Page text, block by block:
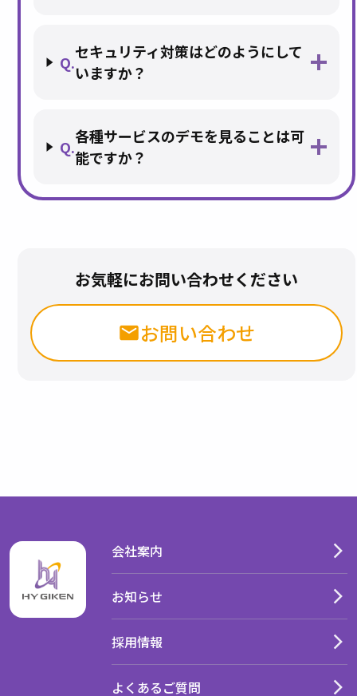
Q.
セキュリティ対策はどのようにして
いますか？
Q.
各種サービスのデモを見ることは可
能ですか？
お気軽にお問い合わせください
お問い合わせ
会社案内
お知らせ
採用情報
よくあるご質問